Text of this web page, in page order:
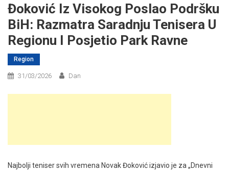
Đoković Iz Visokog Poslao Podršku
BiH: Razmatra Saradnju Tenisera U
Regionu I Posjetio Park Ravne
Region
31/03/2026 Dan
Najbolji teniser svih vremena Novak Đoković izjavio je za „Dnevni